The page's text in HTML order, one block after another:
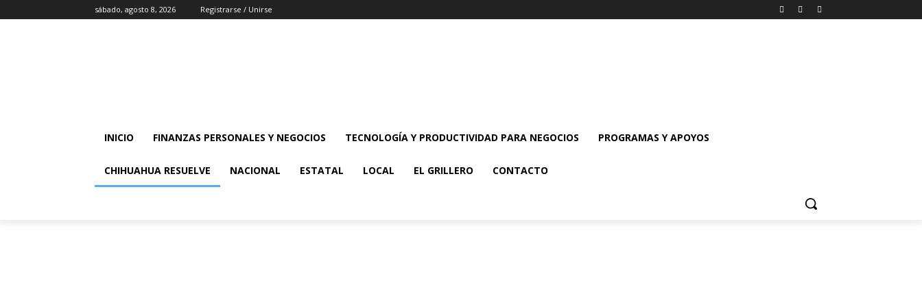
sábado, agosto 8, 2026 Registrarse / Unirse
INICIO FINANZAS PERSONALES Y NEGOCIOS TECNOLOGÍA Y PRODUCTIVIDAD PARA NEGOCIOS PROGRAMAS Y APOYOS
CHIHUAHUA RESUELVE NACIONAL ESTATAL LOCAL EL GRILLERO CONTACTO